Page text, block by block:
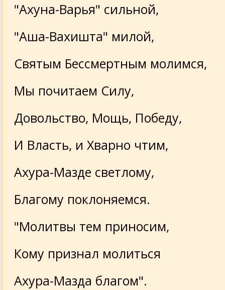
"Ахуна-Варья" сильной,
"Аша-Вахишта" милой,
Святым Бессмертным молимся,
Мы почитаем Силу,
Довольство, Мощь, Победу,
И Власть, и Хварно чтим,
Ахура-Мазде светлому,
Благому поклоняемся.
"Молитвы тем приносим,
Кому признал молиться
Ахура-Мазда благом".